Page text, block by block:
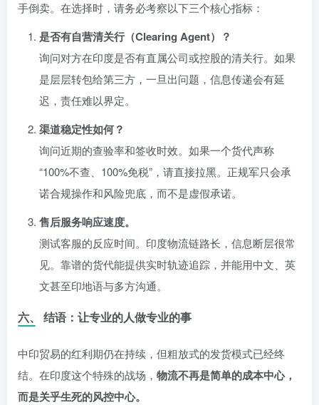
手倒卖。在选择时，请务必考察以下三个核心指标：
是否有自营清关行（Clearing Agent）？
询问对方在印度是否有直属公司或控股的清关行。如果
是层层转包给第三方，一旦出问题，信息传递会有延
迟，责任难以界定。
渠道稳定性如何？
询问近期的查验率和签收时效。如果一个货代声称
“100%不查、100%免税”，请直接拉黑。正规军只会承
诺合规操作和风险兜底，而不是虚假承诺。
售后服务响应速度。
测试客服的反应时间。印度物流链路长，信息断层很常
见。靠谱的货代能提供实时轨迹追踪，并能用中文、英
文甚至印地语与多方沟通。
六、 结语：让专业的人做专业的事
中印贸易的红利期仍在持续，但粗放式的发货模式已经终
结。在印度这个特殊的战场， 物流不再是简单的成本中心，
而是关乎生死的风控中心。